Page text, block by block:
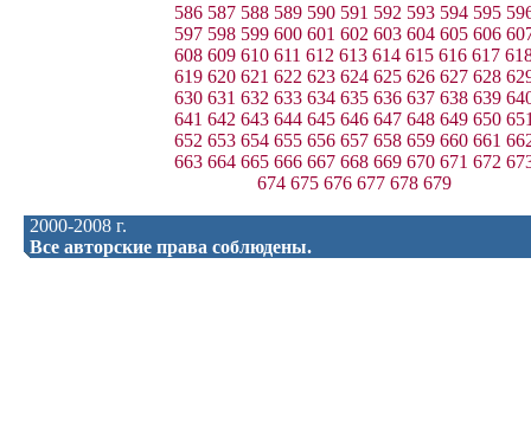
586 587 588 589 590 591 592 593 594 595
597 598 599 600 601 602 603 604 605 606
608 609 610 611 612 613 614 615 616 617
619 620 621 622 623 624 625 626 627 628
630 631 632 633 634 635 636 637 638 639
641 642 643 644 645 646 647 648 649 650
652 653 654 655 656 657 658 659 660 661
663 664 665 666 667 668 669 670 671 672
674 675 676 677 678 679
2000-2008 г.
Все авторские права соблюдены.